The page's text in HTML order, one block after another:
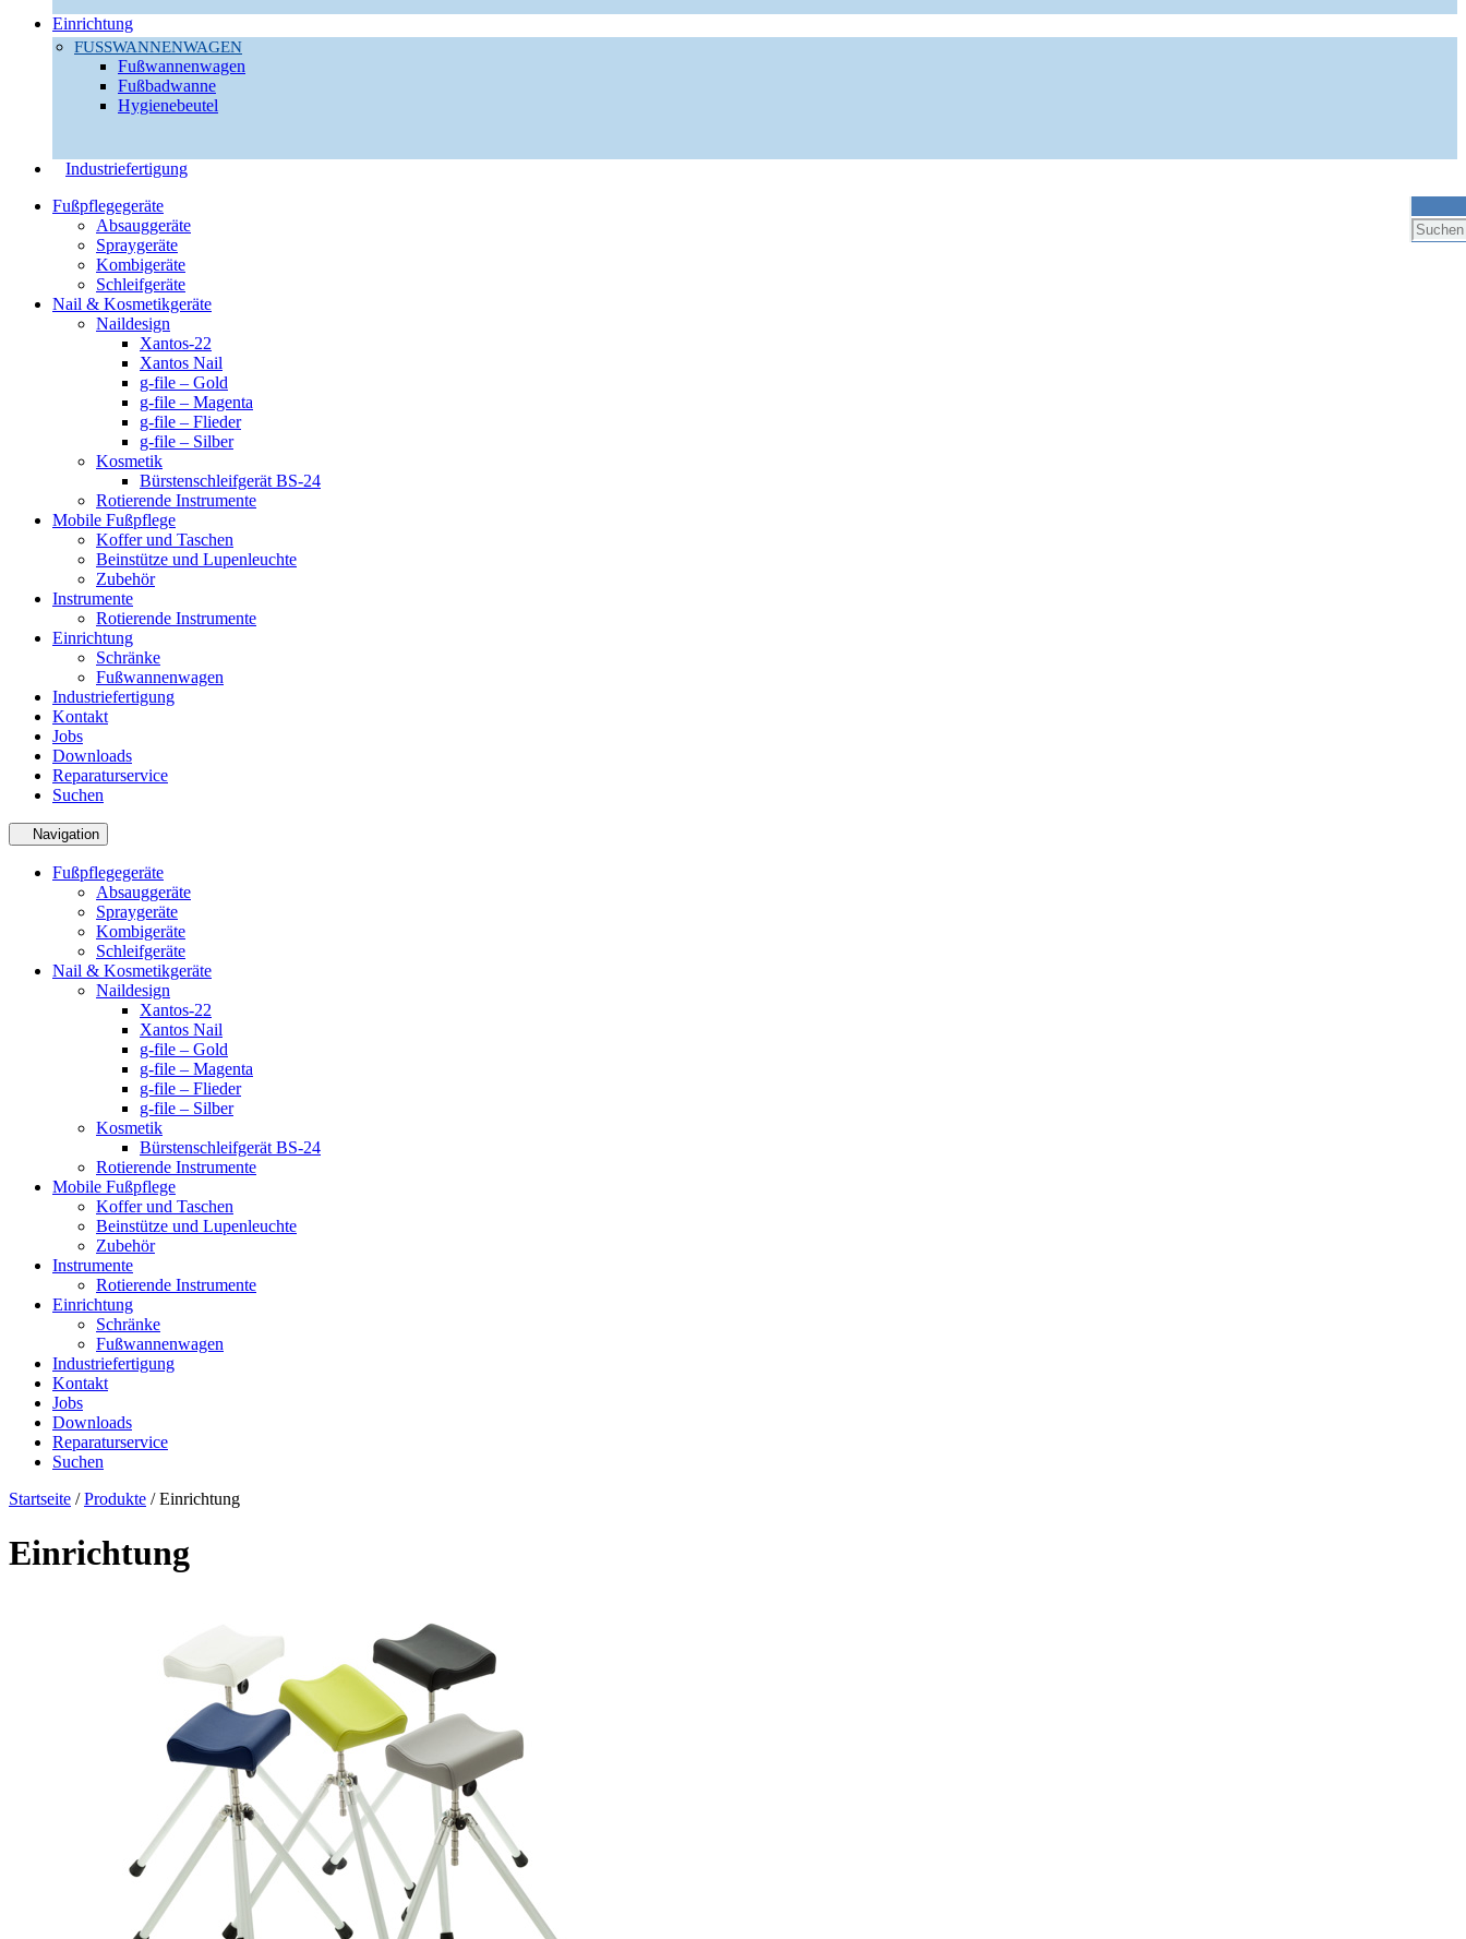
Einrichtung
FUSSWANNENWAGEN
Fußwannenwagen
Fußbadwanne
Hygienebeutel
Industriefertigung
Fußpflegegeräte
Absauggeräte
Spraygeräte
Kombigeräte
Schleifgeräte
Nail & Kosmetikgeräte
Naildesign
Xantos-22
Xantos Nail
g-file – Gold
g-file – Magenta
g-file – Flieder
g-file – Silber
Kosmetik
Bürstenschleifgerät BS-24
Rotierende Instrumente
Mobile Fußpflege
Koffer und Taschen
Beinstütze und Lupenleuchte
Zubehör
Instrumente
Rotierende Instrumente
Einrichtung
Schränke
Fußwannenwagen
Industriefertigung
Kontakt
Jobs
Downloads
Reparaturservice
Suchen
Navigation
Fußpflegegeräte
Absauggeräte
Spraygeräte
Kombigeräte
Schleifgeräte
Nail & Kosmetikgeräte
Naildesign
Xantos-22
Xantos Nail
g-file – Gold
g-file – Magenta
g-file – Flieder
g-file – Silber
Kosmetik
Bürstenschleifgerät BS-24
Rotierende Instrumente
Mobile Fußpflege
Koffer und Taschen
Beinstütze und Lupenleuchte
Zubehör
Instrumente
Rotierende Instrumente
Einrichtung
Schränke
Fußwannenwagen
Industriefertigung
Kontakt
Jobs
Downloads
Reparaturservice
Suchen
Startseite /Produkte / Einrichtung
Einrichtung